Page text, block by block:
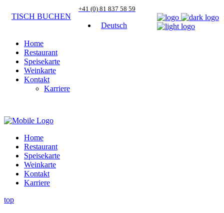
TISCH BUCHEN
+41 (0) 81 837 58 59
Deutsch
Home
Restaurant
Speisekarte
Weinkarte
Kontakt
Karriere
Home
Restaurant
Speisekarte
Weinkarte
Kontakt
Karriere
top